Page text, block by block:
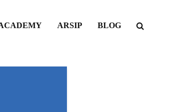
ARSIP BLOG